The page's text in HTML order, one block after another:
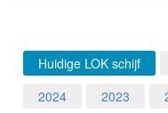
Login
Huidige LOK schijf
2024
2023